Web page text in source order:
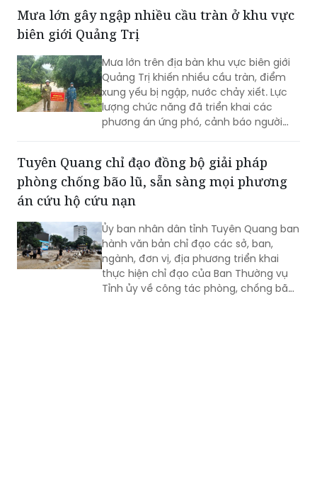
sinh phẩm ADN tại các phần mộ liệt sĩ
chưa xác định được danh tính ở nghĩa
Mưa lớn gây ngập nhiều cầu tràn ở khu vực
biên giới Quảng Trị
Mưa lớn trên địa bàn khu vực biên giới
Quảng Trị khiến nhiều cầu tràn, điểm
xung yếu bị ngập, nước chảy xiết. Lực
lượng chức năng đã triển khai các
phương án ứng phó, cảnh báo người
Tuyên Quang chỉ đạo đồng bộ giải pháp
phòng chống bão lũ, sẵn sàng mọi phương
án cứu hộ cứu nạn
Ủy ban nhân dân tỉnh Tuyên Quang ban
hành văn bản chỉ đạo các sở, ban,
ngành, đơn vị, địa phương triển khai
thực hiện chỉ đạo của Ban Thường vụ
Tỉnh ủy về công tác phòng, chống bão,